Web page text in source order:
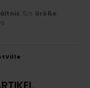
: 5/5 Größe:
/5